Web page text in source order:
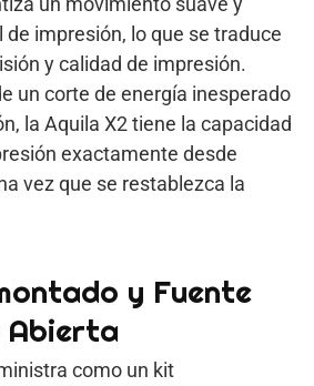
de impresión, lo que se traduce
y calidad de impresión.
un corte de energía inesperado
la Aquila X2 tiene la capacidad
exactamente desde
vez que se restablezca la
y Fuente
Abierta
como un kit